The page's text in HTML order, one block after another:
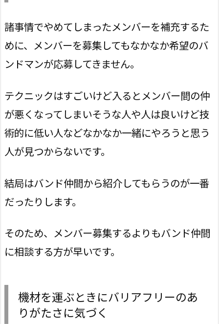
諸事情でやめてしまったメンバーを補充するた
めに、メンバーを募集してもなかなか希望のバ
ンドマンが応募してきません。
テクニックはすごいけど入るとメンバー間の仲
が悪くなってしまいそうな人や人は良いけど技
術的に低い人などなかなか一緒にやろうと思う
人が見つからないです。
結局はバンド仲間から紹介してもらうのが一番
だったりします。
そのため、メンバー募集するよりもバンド仲間
に相談する方が早いです。
機材を運ぶときにバリアフリーのあ
りがたさに気づく